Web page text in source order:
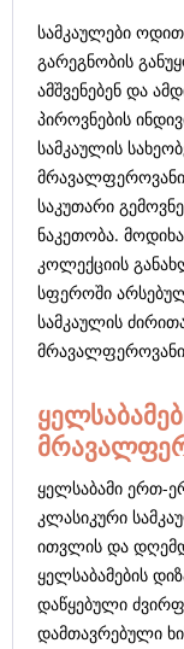
სამკაულები
გარეგნობის
ამშვენებენ და
პიროვნების
სამკაულის
საკუთარი
ნაკეთობა.
კოლექციის
სფეროში
სამკაულის
ყელსაბამი ერთ-
კლასიკური
ითვლის და
ყელსაბამების
დაწყებული
დამთავრებული